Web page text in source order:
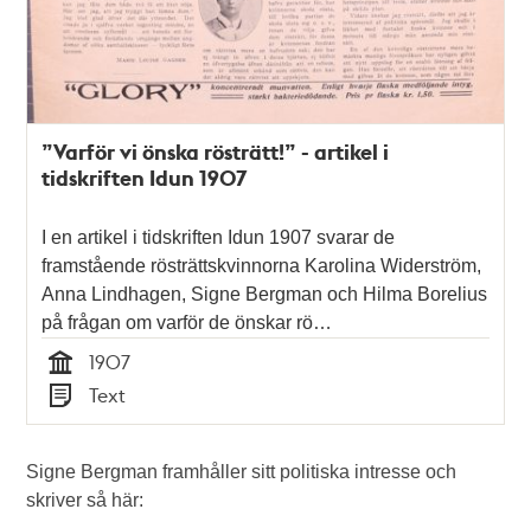
”Varför vi önska rösträtt!” - artikel i
tidskriften Idun 1907
I en artikel i tidskriften Idun 1907 svarar de
framstående rösträttskvinnorna Karolina Widerström,
Anna Lindhagen, Signe Bergman och Hilma Borelius
på frågan om varför de önskar rö…
Tid
1907
Typ
Text
Signe Bergman framhåller sitt politiska intresse och
skriver så här: